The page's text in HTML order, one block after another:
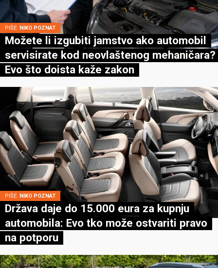
PIŠE: NIKO POZNAT
Možete li izgubiti jamstvo ako automobil
servisirate kod neovlaštenog mehaničara?
Evo što doista kaže zakon
PIŠE: NIKO POZNAT
Država daje do 15.000 eura za kupnju
automobila: Evo tko može ostvariti pravo
na potporu